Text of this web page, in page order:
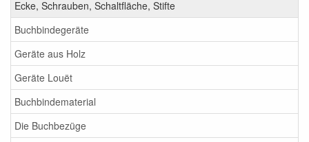
Ecke, Schrauben, Schaltfläche, Stifte
Buchbindegeräte
Geräte aus Holz
Geräte Louët
Buchbindematerial
Die Buchbezüge